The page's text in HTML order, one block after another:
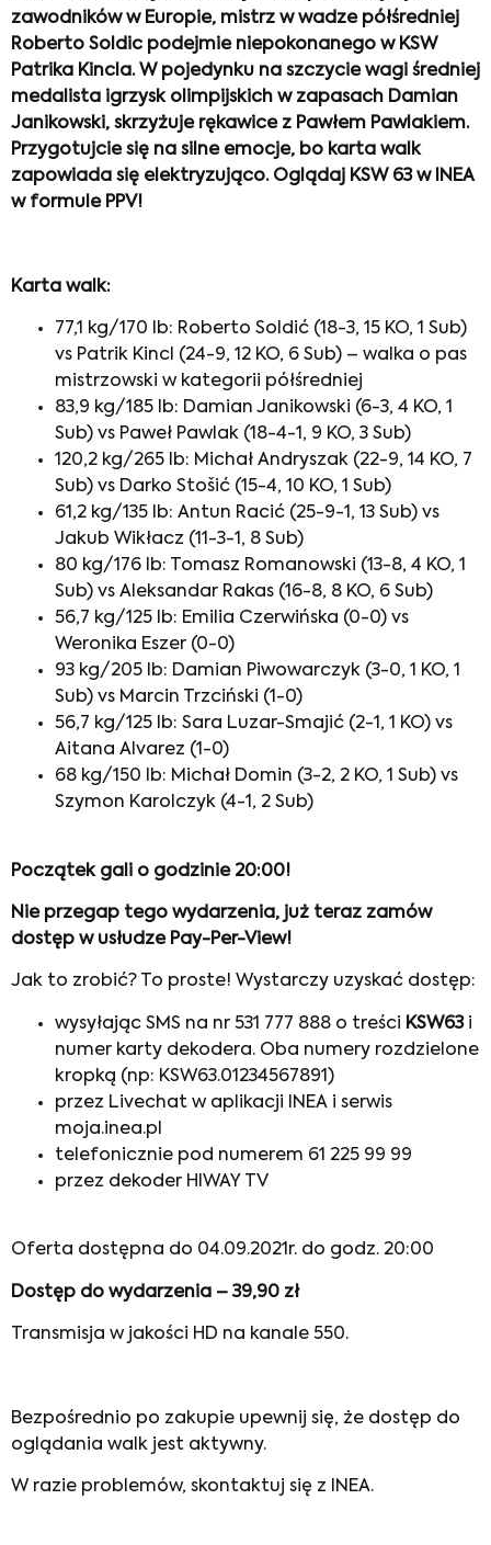
zawodników w Europie, mistrz w wadze półśredniej
Roberto Soldic podejmie niepokonanego w KSW
Patrika Kincla. W pojedynku na szczycie wagi średniej
medalista igrzysk olimpijskich w zapasach Damian
Janikowski, skrzyżuje rękawice z Pawłem Pawlakiem.
Przygotujcie się na silne emocje, bo karta walk
zapowiada się elektryzująco. Oglądaj KSW 63 w INEA
w formule PPV!
Karta walk:
77,1 kg/170 lb: Roberto Soldić (18-3, 15 KO, 1 Sub)
vs Patrik Kincl (24-9, 12 KO, 6 Sub) – walka o pas
mistrzowski w kategorii półśredniej
83,9 kg/185 lb: Damian Janikowski (6-3, 4 KO, 1
Sub) vs Paweł Pawlak (18-4-1, 9 KO, 3 Sub)
120,2 kg/265 lb: Michał Andryszak (22-9, 14 KO, 7
Sub) vs Darko Stošić (15-4, 10 KO, 1 Sub)
61,2 kg/135 lb: Antun Racić (25-9-1, 13 Sub) vs
Jakub Wikłacz (11-3-1, 8 Sub)
80 kg/176 lb: Tomasz Romanowski (13-8, 4 KO, 1
Sub) vs Aleksandar Rakas (16-8, 8 KO, 6 Sub)
56,7 kg/125 lb: Emilia Czerwińska (0-0) vs
Weronika Eszer (0-0)
93 kg/205 lb: Damian Piwowarczyk (3-0, 1 KO, 1
Sub) vs Marcin Trzciński (1-0)
56,7 kg/125 lb: Sara Luzar-Smajić (2-1, 1 KO) vs
Aitana Alvarez (1-0)
68 kg/150 lb: Michał Domin (3-2, 2 KO, 1 Sub) vs
Szymon Karolczyk (4-1, 2 Sub)
Początek gali o godzinie 20:00!
Nie przegap tego wydarzenia, już teraz zamów
dostęp w usłudze Pay-Per-View!
Jak to zrobić? To proste! Wystarczy uzyskać dostęp:
wysyłając SMS na nr 531 777 888 o treści KSW63i
numer karty dekodera. Oba numery rozdzielone
kropką (np: KSW63.01234567891)
przez Livechat w aplikacji INEA i serwis
moja.inea.pl
telefonicznie pod numerem 61 225 99 99
przez dekoder HIWAY TV
Oferta dostępna do 04.09.2021r. do godz. 20:00
Dostęp do wydarzenia – 39,90 zł
Transmisja w jakości HD na kanale 550.
Bezpośrednio po zakupie upewnij się, że dostęp do
oglądania walk jest aktywny.
W razie problemów, skontaktuj się z INEA.